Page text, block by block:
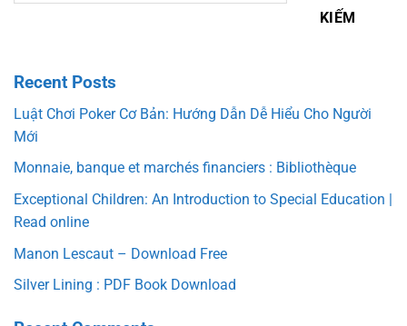
KIẾM
Recent Posts
Luật Chơi Poker Cơ Bản: Hướng Dẫn Dễ Hiểu Cho Người
Mới
Monnaie, banque et marchés financiers : Bibliothèque
Exceptional Children: An Introduction to Special Education |
Read online
Manon Lescaut – Download Free
Silver Lining : PDF Book Download